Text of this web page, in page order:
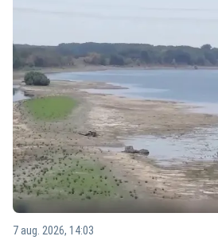
7 aug. 2026, 14:03